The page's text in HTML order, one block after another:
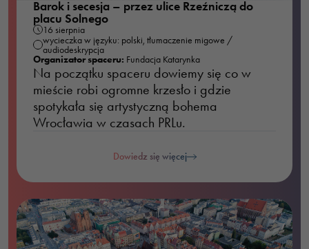
Barok i secesja – przez ulice Rzeźniczą do
placu Solnego
16 sierpnia
wycieczka w języku: polski, tłumaczenie migowe /
audiodeskrypcja
Organizator spaceru: Fundacja Katarynka
Na początku spaceru dowiemy się co w
mieście robi ogromne krzesło i gdzie
spotykała się artystyczną bohema
Wrocławia w czasach PRLu.
Dowiedz się więcej
Abyśmy mogli
poprawić
funkcjonalność
i strukturę
strony
internetowej,
tego, jak
Doświadczenie